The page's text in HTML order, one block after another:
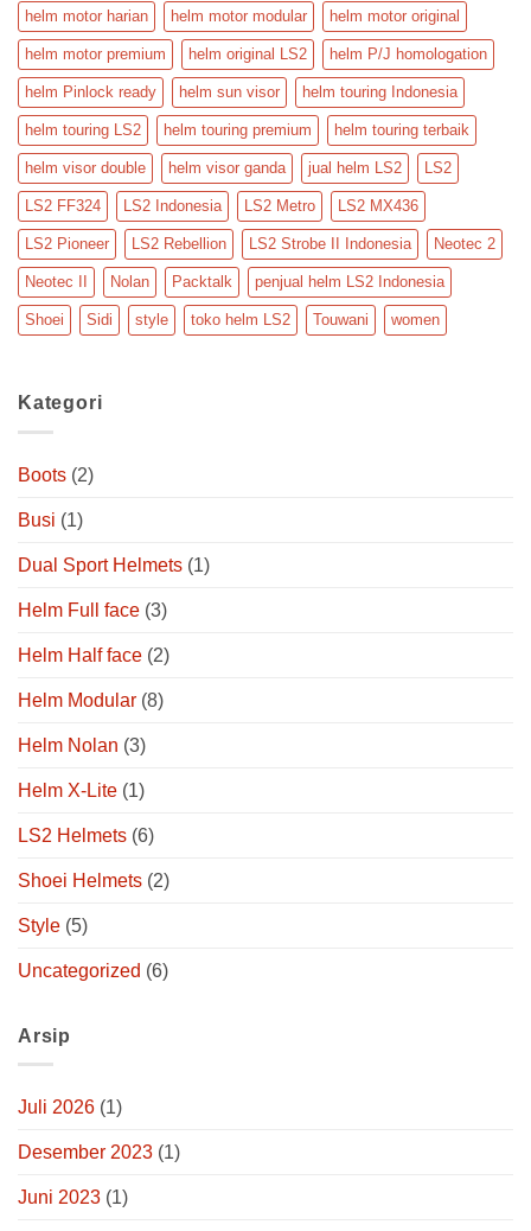
helm motor harian helm motor modular helm motor original
helm motor premium helm original LS2 helm P/J homologation
helm Pinlock ready helm sun visor helm touring Indonesia
helm touring LS2 helm touring premium helm touring terbaik
helm visor double helm visor ganda jual helm LS2 LS2
LS2 FF324 LS2 Indonesia LS2 Metro LS2 MX436
LS2 Pioneer LS2 Rebellion LS2 Strobe II Indonesia Neotec 2
Neotec II Nolan Packtalk penjual helm LS2 Indonesia
Shoei Sidi style toko helm LS2 Touwani women
Kategori
Boots (2)
Busi (1)
Dual Sport Helmets (1)
Helm Full face (3)
Helm Half face (2)
Helm Modular (8)
Helm Nolan (3)
Helm X-Lite (1)
LS2 Helmets (6)
Shoei Helmets (2)
Style (5)
Uncategorized (6)
Arsip
Juli 2026 (1)
Desember 2023 (1)
Juni 2023 (1)